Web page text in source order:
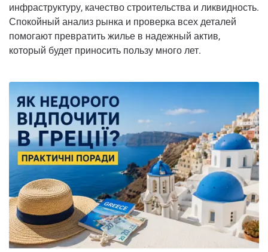
инфраструктуру, качество строительства и ликвидность.
Спокойный анализ рынка и проверка всех деталей
помогают превратить жилье в надежный актив,
который будет приносить пользу много лет.